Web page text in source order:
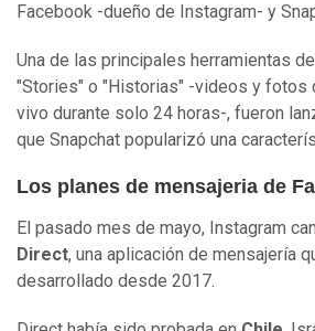
Facebook -dueño de Instagram- y
Una de las principales herramientas
"Stories" o "Historias" -videos y fotos
vivo durante solo 24 horas-, fueron
que Snapchat popularizó una
Los planes de mensajeria de
El pasado mes de mayo, Instagram
Direct, una aplicación de mensajería
desarrollado desde 2017.